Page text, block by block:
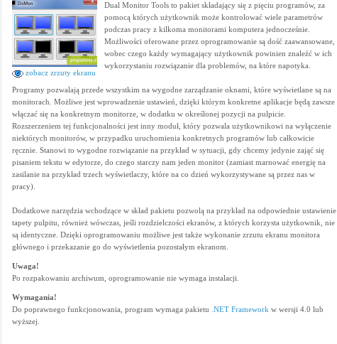
zobacz zrzuty ekranu
Dual Monitor Tools to pakiet składający się z pięciu programów, za
pomocą których użytkownik może kontrolować wiele parametrów
podczas pracy z kilkoma monitorami komputera jednocześnie.
Możliwości oferowane przez oprogramowanie są dość zaawansowane,
wobec czego każdy wymagający użytkownik powinien znaleźć w ich
wykorzystaniu rozwiązanie dla problemów, na które napotyka.
Programy pozwalają przede wszystkim na wygodne zarządzanie oknami, które wyświetlane są na
monitorach. Możliwe jest wprowadzenie ustawień, dzięki którym konkretne aplikacje będą zawsze
włączać się na konkretnym monitorze, w dodatku w określonej pozycji na pulpicie.
Rozszerzeniem tej funkcjonalności jest inny moduł, który pozwala użytkownikowi na wyłączenie
niektórych monitorów, w przypadku uruchomienia konkretnych programów lub całkowicie
ręcznie. Stanowi to wygodne rozwiązanie na przykład w sytuacji, gdy chcemy jedynie zająć się
pisaniem tekstu w edytorze, do czego starczy nam jeden monitor (zamiast marnować energię na
zasilanie na przykład trzech wyświetlaczy, które na co dzień wykorzystywane są przez nas w
pracy).
Dodatkowe narzędzia wchodzące w skład pakietu pozwolą na przykład na odpowiednie ustawienie
tapety pulpitu, również wówczas, jeśli rozdzielczości ekranów, z których korzysta użytkownik, nie
są identyczne. Dzięki oprogramowaniu możliwe jest także wykonanie zrzutu ekranu monitora
głównego i przekazanie go do wyświetlenia pozostałym ekranom.
Uwaga!
Po rozpakowaniu archiwum, oprogramowanie nie wymaga instalacji.
Wymagania!
Do poprawnego funkcjonowania, program wymaga pakietu .NET Framework w wersji 4.0 lub
wyższej.